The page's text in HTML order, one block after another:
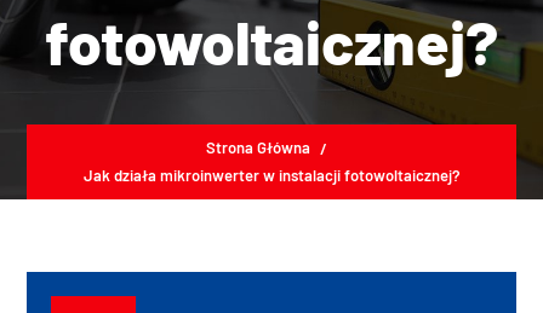
fotowoltaicznej?
Strona Główna
Jak działa mikroinwerter w instalacji fotowoltaicznej?